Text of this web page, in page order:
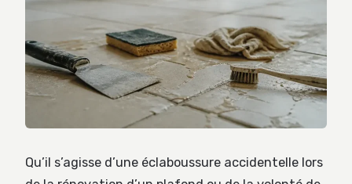
Qu’il s’agisse d’une éclaboussure accidentelle lors